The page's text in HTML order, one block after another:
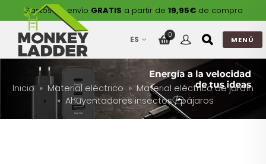
Gastos de envío GRATIS a partir de 19,95€de compra
ES 0
MENÚ
Inicio Material eléctrico
Material eléctrico de jardín
Ahuyentadores insectos / pájaros